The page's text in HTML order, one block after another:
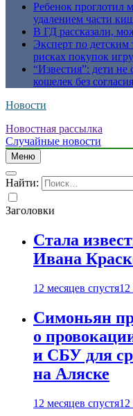
Ребенок проглотил
удалением части
В ГД рассказали,
Эксперт по детским
рисках покупок
“Известия”: дети
кошелек без
Новости
Новостная рассылка
Случайные новости
Меню
Найти:
Заголовки
Стала
Ивана
12 месяцев спустя12
Симоньян
о
и СБУ для
на Аляске
12 месяцев спустя12